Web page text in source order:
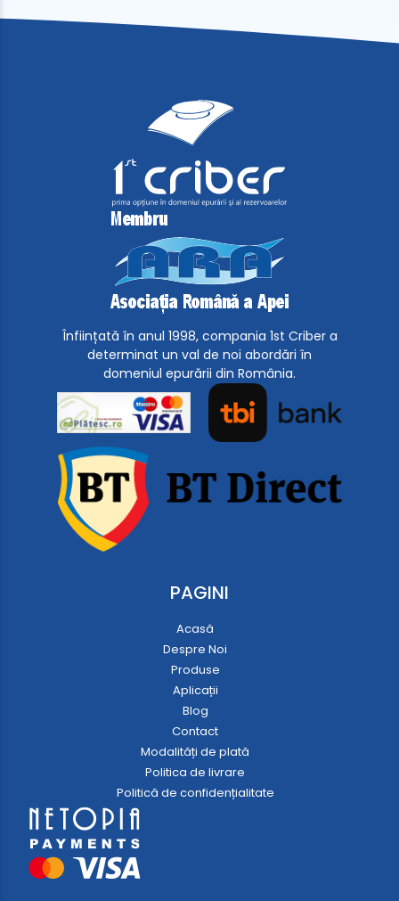
Înființată în anul 1998, compania 1st Criber a
determinat un val de noi abordări în
domeniul epurării din România.
PAGINI
Acasă
Despre Noi
Produse
Aplicații
Blog
Contact
Modalități de plată
Politica de livrare
Politică de confidențialitate